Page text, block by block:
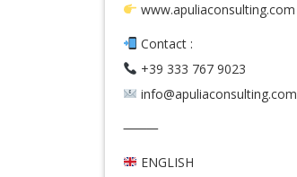
www.apuliaconsulting.com
Contact :
+39 333 767 9023
info@apuliaconsulting.com
⸻
ENGLISH